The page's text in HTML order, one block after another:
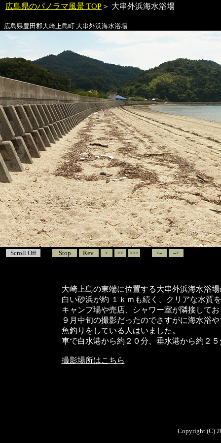
広島県のパノラマ風景 TOP ＞ 大串外浜海水浴場
広島県豊田郡大崎上島町 大串外浜海水浴場
Scroll Off Stop Rev. > >> >>> <-- -->
大崎上島の東端に位置する大串外浜海水浴
白い砂浜が約 １ｋｍも続く、クリアな水質
キャンプ場や売店、シャワー室が隣接して
９月中旬の撮影だったのでさすがに海水浴
魚釣りをしている人はいました。
車で白水港から約２０分、垂水港から約２５
撮影場所はこちら
Copyright (C)